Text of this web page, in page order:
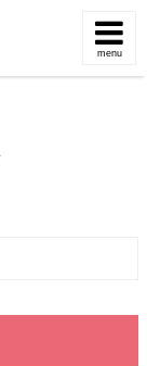
menu